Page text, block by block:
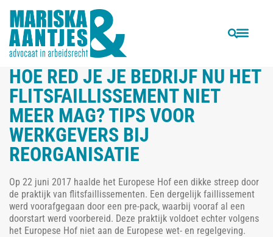
VORIGE
Een tweet van 5 miljoen
VOLGENDE
HOE RED JE JE BEDRIJF NU HET
FLITSFAILLISSEMENT NIET
MEER MAG? TIPS VOOR
WERKGEVERS BIJ
REORGANISATIE
Op 22 juni 2017 haalde het Europese Hof een dikke streep door
de praktijk van flitsfaillissementen. Een dergelijk faillissement
werd voorafgegaan door een pre-pack, waarbij vooraf al een
doorstart werd voorbereid. Deze praktijk voldoet echter volgens
het Europese Hof niet aan de Europese wet- en regelgeving.